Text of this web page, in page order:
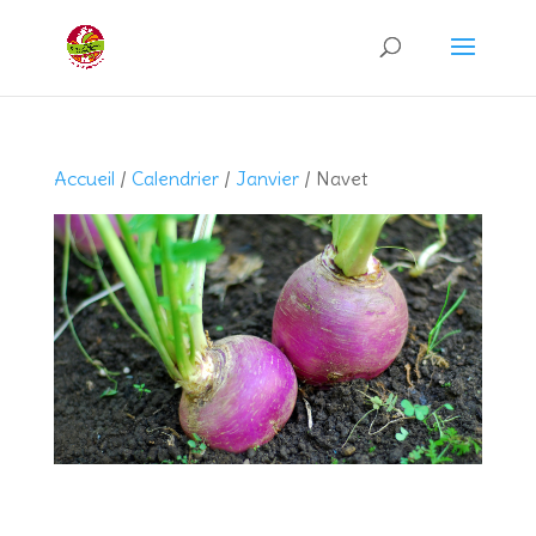
Recherche
produits
Accueil / Calendrier/ Janvier/ Navet